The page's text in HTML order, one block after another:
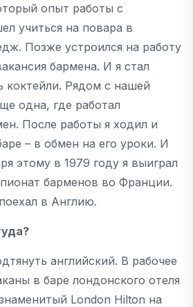
опыт работы с
учиться на повара в
Позже устроился на работу
бармена. И я стал
коктейли. Рядом с нашей
одна, где работал
После работы я ходил и
– в обмен на его уроки. И
этому в 1979 году я выиграл
барменов во Франции.
в Англию.
английский. В рабочее
в баре лондонского отеля
London Hilton на